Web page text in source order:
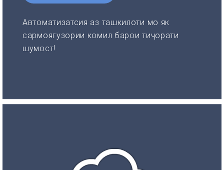
Автоматизатсия аз ташкилоти мо як
сармоягузории комил барои тиҷорати
шумост!